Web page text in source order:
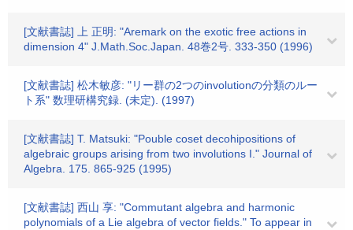
[文献書誌] 上 正明: "Aremark on the exotic free actions in
dimension 4" J.Math.Soc.Japan. 48巻2号. 333-350 (1996)
[文献書誌] 松木敏彦: "リー群の2つのinvolutionの分類のルー
ト系" 数理研構究録. (未定). (1997)
[文献書誌] T. Matsuki: "Pouble coset decohipositions of
algebraic groups arising from two involutions I." Journal of
Algebra. 175. 865-925 (1995)
[文献書誌] 西山 享: "Commutant algebra and harmonic
polynomials of a Lie algebra of vector fields." To appear in